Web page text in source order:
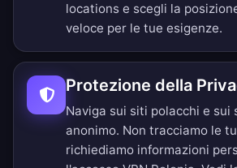
locations e scegli la
veloce per le tue esigenze.
Protezione della
Naviga sui siti polacchi e sui
anonimo. Non tracciamo le
richiediamo informazioni